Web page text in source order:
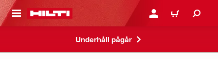
GÅ TILL HUVUDSIDAN LOGGA IN ELLER
VARUKORG
Underhåll pågår